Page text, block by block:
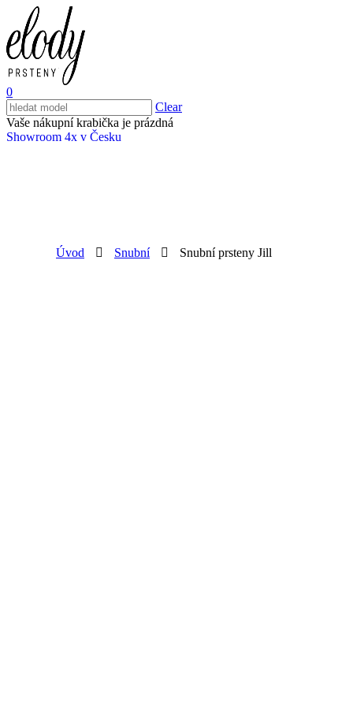
0
Clear
Vaše nákupní krabička je prázdná
Showroom 4x v Česku
Úvod Snubní Snubní prsteny Jill